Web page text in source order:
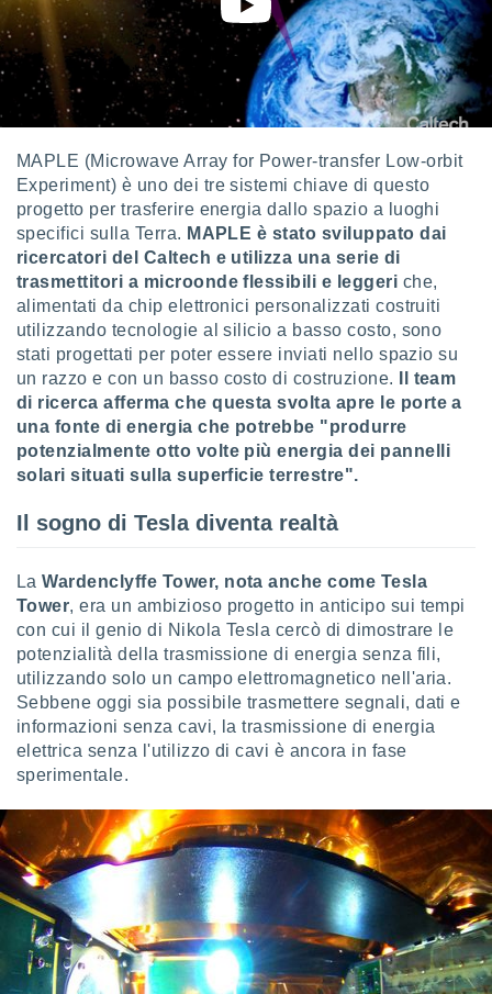
profili
per
profili
degli
dei
il
o la
di
e
per la
dei
la
del
delle
dei
e degli
MAPLE (Microwave Array for Power-transfer Low-orbit
Experiment) è uno dei tre sistemi chiave di questo
progetto per trasferire energia dallo spazio a luoghi
specifici sulla Terra. MAPLE è stato sviluppato dai
ricercatori del Caltech e utilizza una serie di
trasmettitori a microonde flessibili e leggeri che,
alimentati da chip elettronici personalizzati costruiti
utilizzando tecnologie al silicio a basso costo, sono
stati progettati per poter essere inviati nello spazio su
un razzo e con un basso costo di costruzione.
Il team
di ricerca afferma che questa svolta apre le porte a
una fonte di energia che potrebbe "produrre
potenzialmente otto volte più energia dei pannelli
solari situati sulla superficie terrestre".
Il sogno di Tesla diventa realtà
LaWardenclyffe Tower, nota anche come Tesla
Tower, era un ambizioso progetto in anticipo sui tempi
con cui il genio di Nikola Tesla cercò di dimostrare le
potenzialità della trasmissione di energia senza fili,
utilizzando solo un campo elettromagnetico nell'aria.
Sebbene oggi sia possibile trasmettere segnali, dati e
informazioni senza cavi, la trasmissione di energia
elettrica senza l'utilizzo di cavi è ancora in fase
sperimentale.